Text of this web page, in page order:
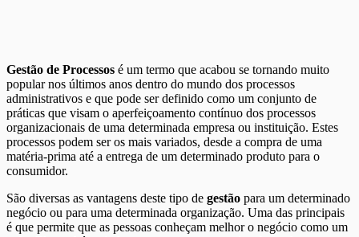
Gestão de Processos é um termo que acabou se tornando muito
popular nos últimos anos dentro do mundo dos processos
administrativos e que pode ser definido como um conjunto de
práticas que visam o aperfeiçoamento contínuo dos processos
organizacionais de uma determinada empresa ou instituição. Estes
processos podem ser os mais variados, desde a compra de uma
matéria-prima até a entrega de um determinado produto para o
consumidor.
São diversas as vantagens deste tipo de gestão para um determinado
negócio ou para uma determinada organização. Uma das principais
é que permite que as pessoas conheçam melhor o negócio como um